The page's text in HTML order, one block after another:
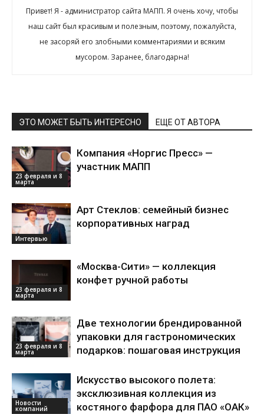
Привет! Я - администратор сайта МАПП. Я очень хочу, чтобы
наш сайт был красивым и полезным, поэтому, пожалуйста,
не засоряй его злобными комментариями и всяким
мусором. Заранее, благодарна!
ЭТО МОЖЕТ БЫТЬ ИНТЕРЕСНО ЕЩЕ ОТ АВТОРА
23 февраля и 8
марта
Компания «Норгис Пресс» —
участник МАПП
Интервью
Арт Стеклов: семейный бизнес
корпоративных наград
23 февраля и 8
марта
«Москва-Сити» — коллекция
конфет ручной работы
23 февраля и 8
марта
Две технологии брендированной
упаковки для гастрономических
подарков: пошаговая инструкция
Новости
компаний
Искусство высокого полета:
эксклюзивная коллекция из
костяного фарфора для ПАО «ОАК»